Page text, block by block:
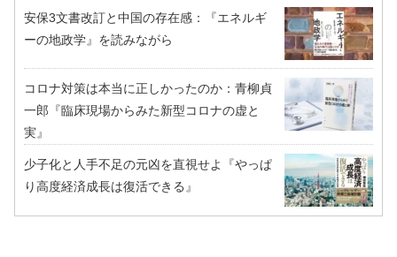
安保3文書改訂と中国の存在感：『エネルギ
ーの地政学』を読みながら
コロナ対策は本当に正しかったのか：青柳貞
一郎『臨床現場からみた新型コロナの虚と
実』
少子化と人手不足の元凶を直視せよ『やっぱ
り高度経済成長は復活できる』